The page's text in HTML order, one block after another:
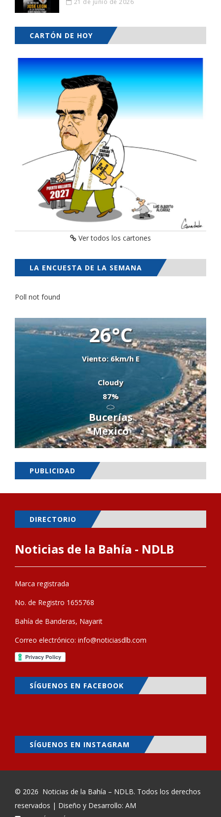
21 de junio de 2026
CARTÓN DE HOY
Ver todos los cartones
LA ENCUESTA DE LA SEMANA
Poll not found
26°C
Viento: 6km/h E
Cloudy
87%
Bucerías
Mexico
PUBLICIDAD
DIRECTORIO
Noticias de la Bahía - NDLB
Marca registrada
No. de Registro 1655768
Bahía de Banderas, Nayarit
Correo electrónico: info@noticiasdlb.com
SÍGUENOS EN FACEBOOK
SÍGUENOS EN INSTAGRAM
© 2026 Noticias de la Bahía – NDLB. Todos los derechos
reservados | Diseño y Desarrollo: AM